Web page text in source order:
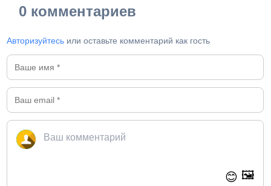
0 комментариев
Авторизуйтесь или оставьте комментарий как гость
😊 🖼️